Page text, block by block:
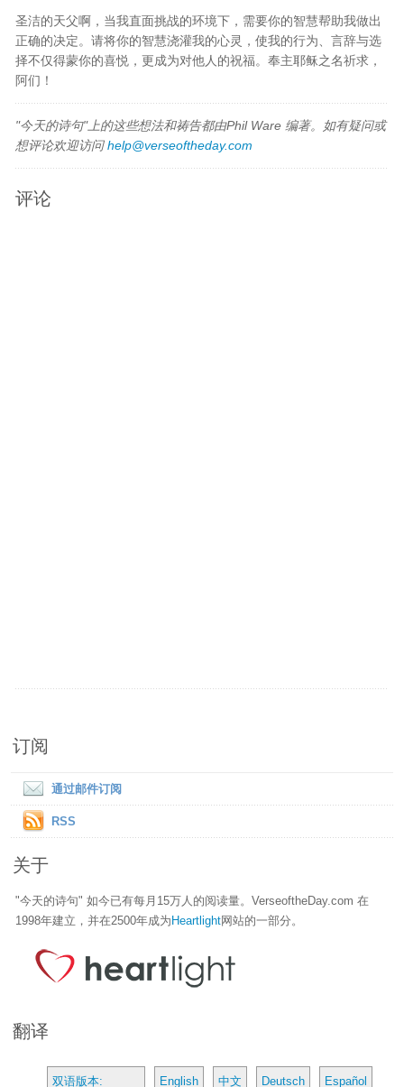
圣洁的天父啊，当我直面挑战的环境下，需要你的智慧帮助我做出
正确的决定。请将你的智慧浇灌我的心灵，使我的行为、言辞与选
择不仅得蒙你的喜悦，更成为对他人的祝福。奉主耶稣之名祈求，
阿们！
"今天的诗句"上的这些想法和祷告都由Phil Ware 编著。如有疑问或
想评论欢迎访问help@verseoftheday.com
评论
订阅
通过邮件订阅
RSS
关于
"今天的诗句" 如今已有每月15万人的阅读量。VerseoftheDay.com 在
1998年建立，并在2500年成为 Heartlight网站的一部分。
翻译
双语版本: English 中文 Deutsch Español